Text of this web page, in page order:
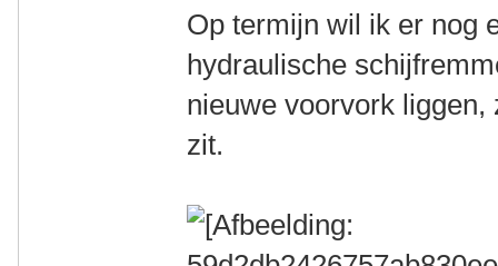
Op termijn wil ik er nog
hydraulische
nieuwe voorvork
zit.